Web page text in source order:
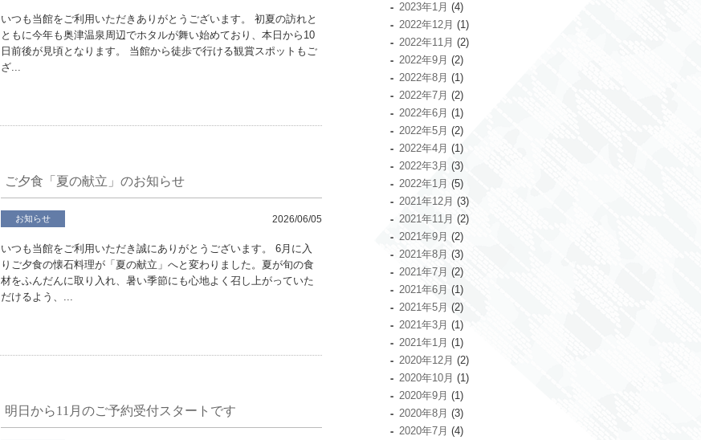
いつも当館をご利用いただきありがとうございます。 初夏の訪れと
ともに今年も奥津温泉周辺でホタルが舞い始めており、本日から10
日前後が見頃となります。 当館から徒歩で行ける観賞スポットもご
ざ...
ご夕食「夏の献立」のお知らせ
お知らせ 2026/06/05
いつも当館をご利用いただき誠にありがとうございます。 6月に入
りご夕食の懐石料理が「夏の献立」へと変わりました。夏が旬の食
材をふんだんに取り入れ、暑い季節にも心地よく召し上がっていた
だけるよう、...
明日から11月のご予約受付スタートです
2023年1月 (4)
2022年12月 (1)
2022年11月 (2)
2022年9月 (2)
2022年8月 (1)
2022年7月 (2)
2022年6月 (1)
2022年5月 (2)
2022年4月 (1)
2022年3月 (3)
2022年1月 (5)
2021年12月 (3)
2021年11月 (2)
2021年9月 (2)
2021年8月 (3)
2021年7月 (2)
2021年6月 (1)
2021年5月 (2)
2021年3月 (1)
2021年1月 (1)
2020年12月 (2)
2020年10月 (1)
2020年9月 (1)
2020年8月 (3)
2020年7月 (4)